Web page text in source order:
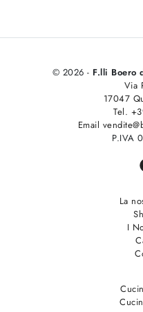
© 2026 - F.lli Boero
Via
17047
Tel.
Email
P.IVA
La
I